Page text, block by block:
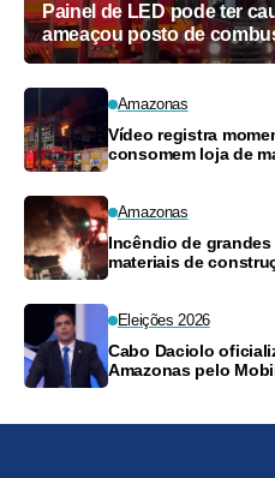
Painel de LED pode ter
ameaçou posto de
Amazonas
Vídeo registra
consomem loja de
Amazonas
Incêndio de
materiais de
Eleições 2026
Cabo Daciolo
Amazonas pelo